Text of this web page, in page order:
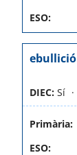
ESO:
ebullició
DIEC: Sí
Primària:
ESO: